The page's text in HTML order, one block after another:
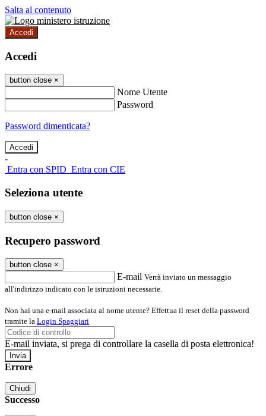
Salta al contenuto
Accedi
Accedi
button close ×
Nome Utente
Password
Password dimenticata?
-
Entra con SPID Entra con CIE
Seleziona utente
button close ×
Recupero password
button close ×
E-mail Verrà inviato un messaggio
all'indirizzo indicato con le istruzioni necessarie.
Non hai una e-mail associata al nome utente? Effettua il reset della password
tramite la Login Spaggiari
E-mail inviata, si prega di controllare la casella di posta elettronica!
Errore
Chiudi
Successo